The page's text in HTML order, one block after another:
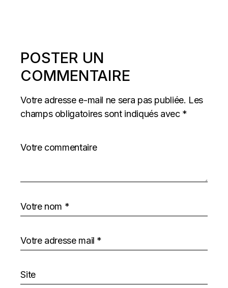
POSTER UN
COMMENTAIRE
Votre adresse e-mail ne sera pas publiée. Les
champs obligatoires sont indiqués avec *